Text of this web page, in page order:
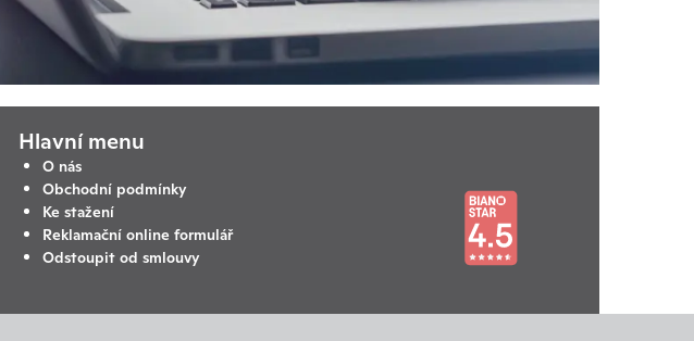
Hlavní menu
O nás
Obchodní podmínky
Ke stažení
Reklamační online formulář
Odstoupit od smlouvy